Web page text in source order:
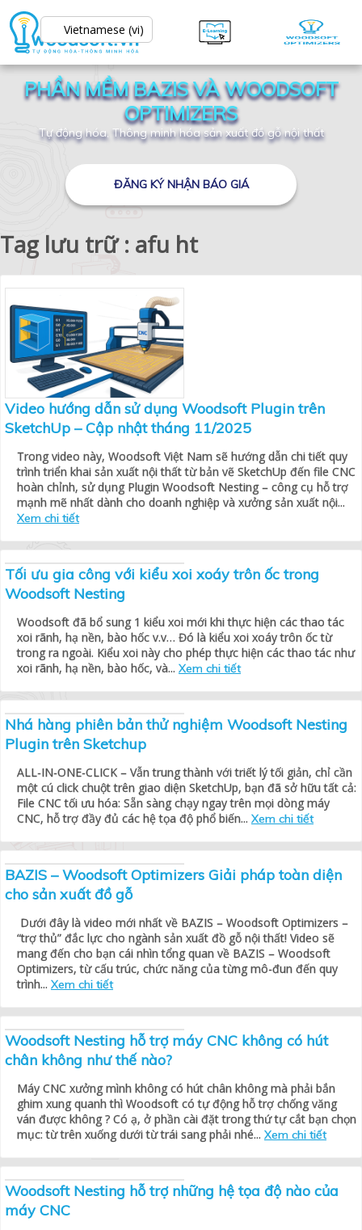
PHẦN MỀM BAZIS VÀ WOODSOFT
OPTIMIZERS
Tự động hóa, Thông minh hóa sản xuất đồ gỗ nội thất
ĐĂNG KÝ NHẬN BÁO GIÁ
Tag lưu trữ : afu ht
Video hướng dẫn sử dụng Woodsoft Plugin trên
SketchUp – Cập nhật tháng 11/2025
Trong video này, Woodsoft Việt Nam sẽ hướng dẫn chi tiết quy
trình triển khai sản xuất nội thất từ bản vẽ SketchUp đến file CNC
hoàn chỉnh, sử dụng Plugin Woodsoft Nesting – công cụ hỗ trợ
mạnh mẽ nhất dành cho doanh nghiệp và xưởng sản xuất nội...
Xem chi tiết
Tối ưu gia công với kiểu xoi xoáy trôn ốc trong
Woodsoft Nesting
Woodsoft đã bổ sung 1 kiểu xoi mới khi thực hiện các thao tác
xoi rãnh, hạ nền, bào hốc v.v… Đó là kiểu xoi xoáy trôn ốc từ
trong ra ngoài. Kiểu xoi này cho phép thực hiện các thao tác như
xoi rãnh, hạ nền, bào hốc, và... Xem chi tiết
Nhá hàng phiên bản thử nghiệm Woodsoft Nesting
Plugin trên Sketchup
ALL-IN-ONE-CLICK – Vẫn trung thành với triết lý tối giản, chỉ cần
một cú click chuột trên giao diện SketchUp, bạn đã sở hữu tất cả:
File CNC tối ưu hóa: Sẵn sàng chạy ngay trên mọi dòng máy
CNC, hỗ trợ đầy đủ các hệ tọa độ phổ biến... Xem chi tiết
BAZIS – Woodsoft Optimizers Giải pháp toàn diện
cho sản xuất đồ gỗ
Dưới đây là video mới nhất về BAZIS – Woodsoft Optimizers –
“trợ thủ” đắc lực cho ngành sản xuất đồ gỗ nội thất! Video sẽ
mang đến cho bạn cái nhìn tổng quan về BAZIS – Woodsoft
Optimizers, từ cấu trúc, chức năng của từng mô-đun đến quy
trình... Xem chi tiết
Woodsoft Nesting hỗ trợ máy CNC không có hút
chân không như thế nào?
Máy CNC xưởng mình không có hút chân không mà phải bắn
ghim xung quanh thì Woodsoft có tự động hỗ trợ chống văng
ván được không ? Có ạ, ở phần cài đặt trong thứ tự cắt bạn chọn
mục: từ trên xuống dưới từ trái sang phải nhé... Xem chi tiết
Woodsoft Nesting hỗ trợ những hệ tọa độ nào của
máy CNC
Vietnamese (vi)